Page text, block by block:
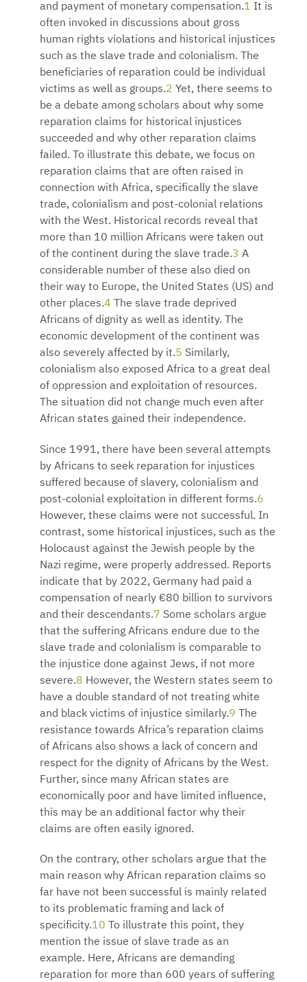
and payment of monetary compensation.1 It is
often invoked in discussions about gross
human rights violations and historical injustices
such as the slave trade and colonialism. The
beneficiaries of reparation could be individual
victims as well as groups.2 Yet, there seems to
be a debate among scholars about why some
reparation claims for historical injustices
succeeded and why other reparation claims
failed. To illustrate this debate, we focus on
reparation claims that are often raised in
connection with Africa, specifically the slave
trade, colonialism and post-colonial relations
with the West. Historical records reveal that
more than 10 million Africans were taken out
of the continent during the slave trade.3 A
considerable number of these also died on
their way to Europe, the United States (US) and
other places.4 The slave trade deprived
Africans of dignity as well as identity. The
economic development of the continent was
also severely affected by it.5 Similarly,
colonialism also exposed Africa to a great deal
of oppression and exploitation of resources.
The situation did not change much even after
African states gained their independence.
Since 1991, there have been several attempts
by Africans to seek reparation for injustices
suffered because of slavery, colonialism and
post-colonial exploitation in different forms.6
However, these claims were not successful. In
contrast, some historical injustices, such as the
Holocaust against the Jewish people by the
Nazi regime, were properly addressed. Reports
indicate that by 2022, Germany had paid a
compensation of nearly €80 billion to survivors
and their descendants.7 Some scholars argue
that the suffering Africans endure due to the
slave trade and colonialism is comparable to
the injustice done against Jews, if not more
severe.8 However, the Western states seem to
have a double standard of not treating white
and black victims of injustice similarly.9 The
resistance towards Africa’s reparation claims
of Africans also shows a lack of concern and
respect for the dignity of Africans by the West.
Further, since many African states are
economically poor and have limited influence,
this may be an additional factor why their
claims are often easily ignored.
On the contrary, other scholars argue that the
main reason why African reparation claims so
far have not been successful is mainly related
to its problematic framing and lack of
specificity.10 To illustrate this point, they
mention the issue of slave trade as an
example. Here, Africans are demanding
reparation for more than 600 years of suffering